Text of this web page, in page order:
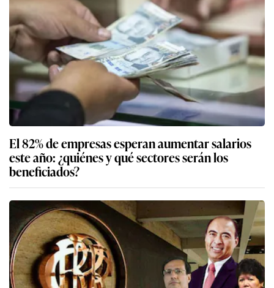
El 82% de empresas esperan aumentar salarios
este año: ¿quiénes y qué sectores serán los
beneficiados?